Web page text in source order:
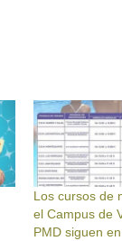
Los cursos de
el Campus de
PMD siguen